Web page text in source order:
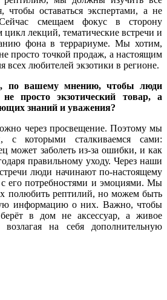
чтобы оставаться экспертами, а не
смещаем фокус в сторону
цикл лекций, тематические встречи и
фона в террариуме. Мы хотим,
просто точкой продаж, а настоящим
всех любителей экзотики в регионе.
по вашему мнению, чтобы люди
просто экзотический товар, а
знаний и уважения?
через просвещение. Поэтому мы
с которыми сталкиваемся сами:
может заболеть из-за ошибки, и как
правильному уходу. Через наши
люди начинают по-настоящему
с его потребностями и эмоциями. Мы
полюбить рептилий, но можем быть
информацию о них. Важно, чтобы
в дом не аксессуар, а живое
на себя дополнительную